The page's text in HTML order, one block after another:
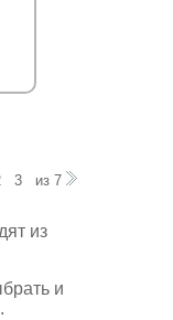
3 из 7
из
и